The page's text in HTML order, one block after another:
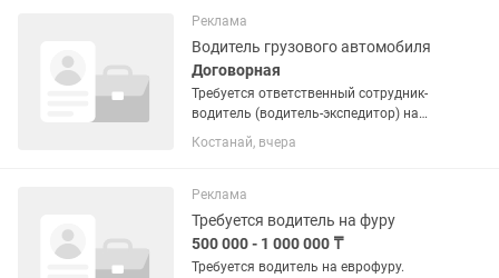
Реклама
Водитель грузового автомобиля
Договорная
Требуется ответственный сотрудник-
водитель (водитель-экспедитор) на
доставку товара по городу или
области в торговую компанию. Соц
плата без задержек.
Костанай, вчера
Реклама
Требуется водитель на фуру
500 000 - 1 000 000 ₸
Требуется водитель на еврофуру.